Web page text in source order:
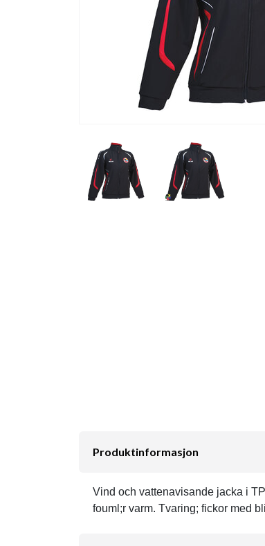
Produktinformasjon
Vind och vattenavisande jacka i
fouml;r varm. Tvaring; fickor med